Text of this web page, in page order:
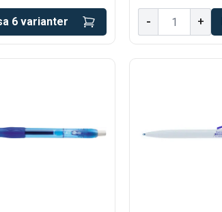
6 varianter - +